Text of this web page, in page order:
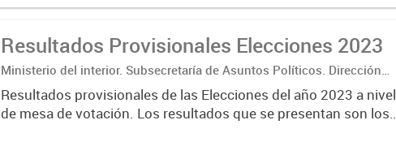
Resultados Provisionales Elecciones 2023
Ministerio del interior. Subsecretaría de Asuntos Políticos. Dirección
Nacional Electoral
Resultados provisionales de las Elecciones del año 2023 a nivel
de mesa de votación. Los resultados que se presentan son los